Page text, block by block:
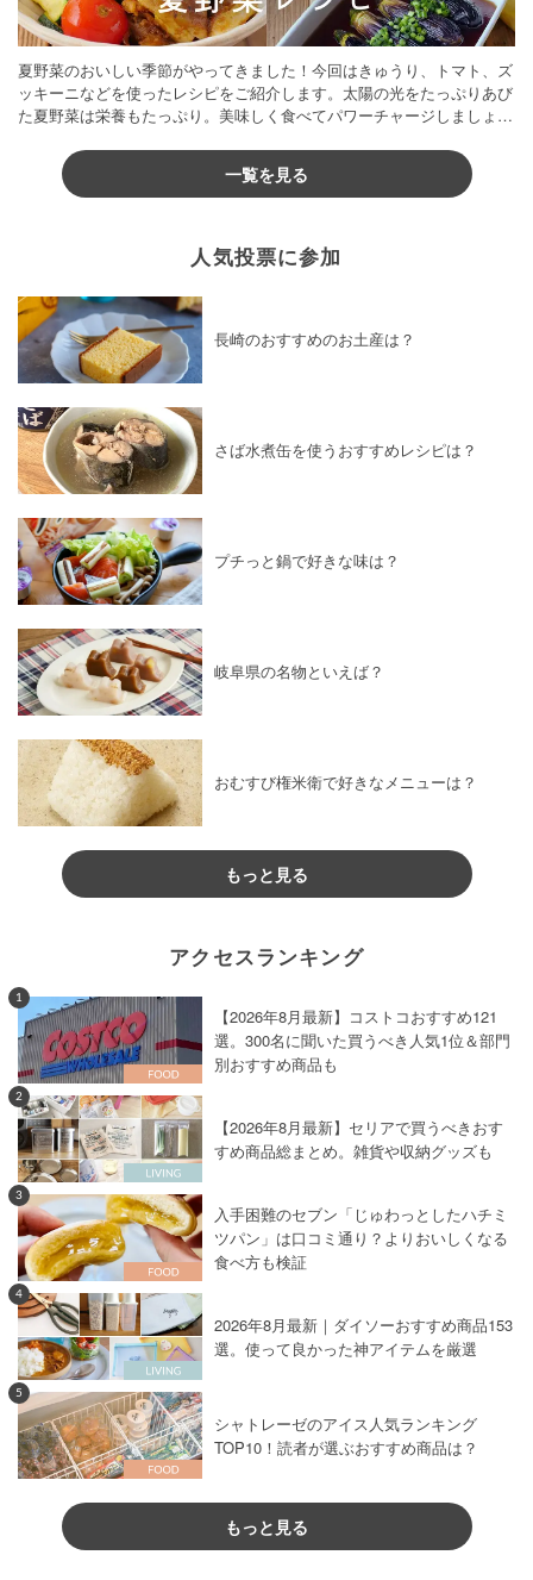
夏野菜のおいしい季節がやってきました！今回はきゅうり、トマト、ズ
ッキーニなどを使ったレシピをご紹介します。太陽の光をたっぷりあび
た夏野菜は栄養もたっぷり。美味しく食べてパワーチャージしましょう
一覧を見る
人気投票に参加
長崎のおすすめのお土産は？
さば水煮缶を使うおすすめレシピは？
プチっと鍋で好きな味は？
岐阜県の名物といえば？
おむすび権米衛で好きなメニューは？
もっと見る
アクセスランキング
1
【2026年8月最新】コストコおすすめ121
選。300名に聞いた買うべき人気1位＆部門
別おすすめ商品も
2
【2026年8月最新】セリアで買うべきおす
すめ商品総まとめ。雑貨や収納グッズも
3
入手困難のセブン「じゅわっとしたハチミ
ツパン」は口コミ通り？よりおいしくなる
食べ方も検証
4
2026年8月最新｜ダイソーおすすめ商品153
選。使って良かった神アイテムを厳選
5
シャトレーゼのアイス人気ランキング
TOP10！読者が選ぶおすすめ商品は？
もっと見る